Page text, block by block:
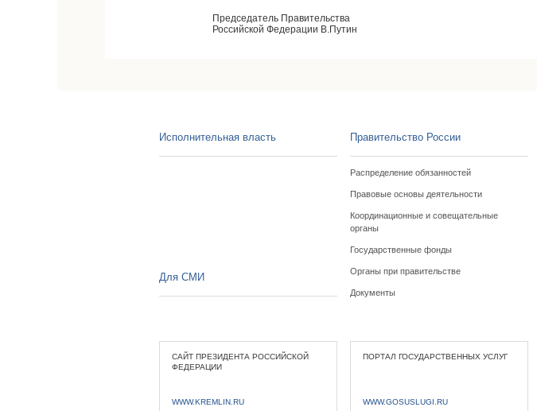
Председатель Правительства
Российской Федерации В.Путин
Исполнительная власть Правительство России
Распределение обязанностей
Правовые основы деятельности
Координационные и совещательные
органы
Государственные фонды
Органы при правительстве
Документы
Для СМИ
САЙТ ПРЕЗИДЕНТА РОССИЙСКОЙ
ФЕДЕРАЦИИ
WWW.KREMLIN.RU
ПОРТАЛ ГОСУДАРСТВЕННЫХ УСЛУГ
WWW.GOSUSLUGI.RU